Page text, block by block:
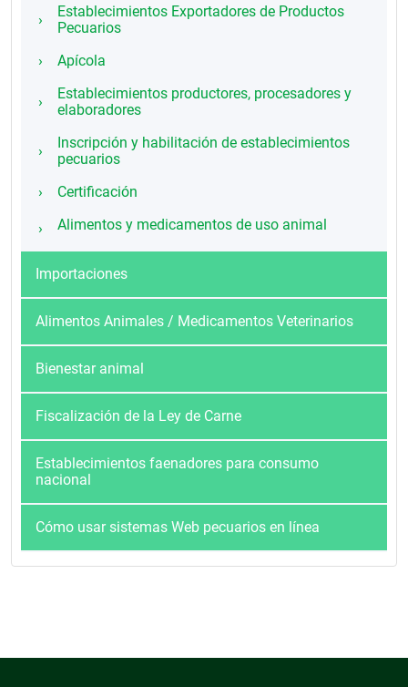
Establecimientos Exportadores de Productos
Pecuarios
Apícola
Establecimientos productores, procesadores y
elaboradores
Inscripción y habilitación de establecimientos
pecuarios
Certificación
Alimentos y medicamentos de uso animal
Importaciones
Alimentos Animales / Medicamentos Veterinarios
Bienestar animal
Fiscalización de la Ley de Carne
Establecimientos faenadores para consumo
nacional
Cómo usar sistemas Web pecuarios en línea